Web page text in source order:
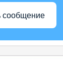
сообщение